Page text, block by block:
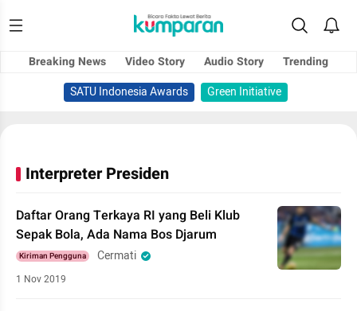
Breaking News Video Story Audio Story
Trending
SATU Indonesia Awards
Green Initiative
Interpreter Presiden
Daftar Orang Terkaya RI yang Beli Klub
Sepak Bola, Ada Nama Bos Djarum
Kiriman Pengguna Cermati
1 Nov 2019